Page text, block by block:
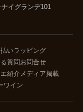
イグランデ101
いラッピング
質問 お問合せ
紹介 メディア掲載
ワイン